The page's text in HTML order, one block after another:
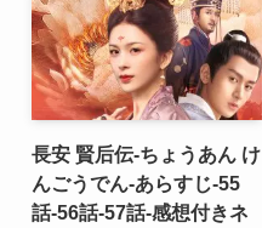
長安 賢后伝-ちょうあん け
んごうでん-あらすじ-55
話-56話-57話-感想付きネ